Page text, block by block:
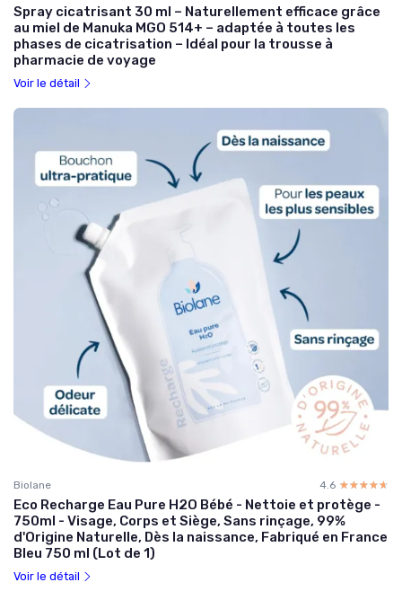
Spray cicatrisant 30 ml – Naturellement efficace grâce
au miel de Manuka MGO 514+ – adaptée à toutes les
phases de cicatrisation – Idéal pour la trousse à
pharmacie de voyage
Voir le détail
Biolane 4.6 ☆☆☆☆☆
★★★★★
Eco Recharge Eau Pure H2O Bébé - Nettoie et protège -
750ml - Visage, Corps et Siège, Sans rinçage, 99%
d'Origine Naturelle, Dès la naissance, Fabriqué en France
Bleu 750 ml (Lot de 1)
Voir le détail